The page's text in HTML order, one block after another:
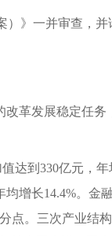
》一并审查，并
革发展稳定任务
达到330亿元，
增长14.4%。金
点。三次产业结